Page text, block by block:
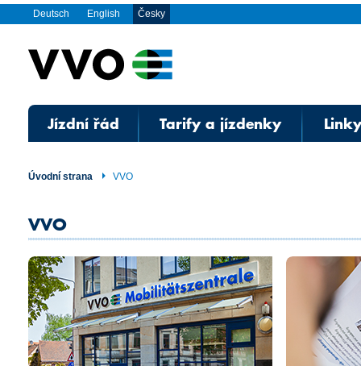
Deutsch English Česky
Jízdní řád Tarify a jízdenky
Úvodní strana VVO
VVO